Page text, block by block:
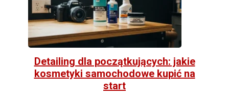
Detailing dla początkujących: jakie
kosmetyki samochodowe kupić na
start